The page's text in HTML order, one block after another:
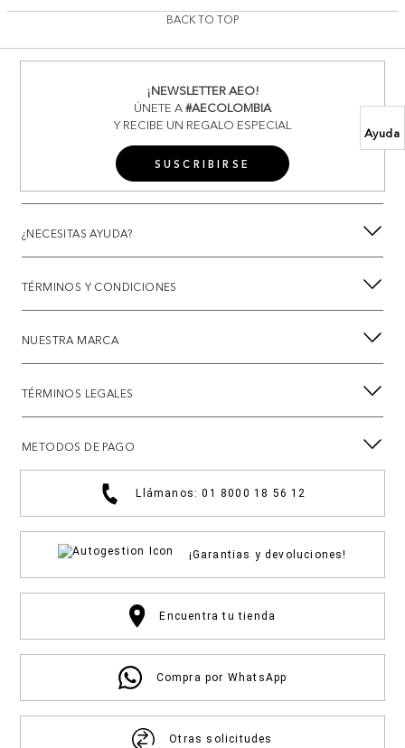
Ayuda
BACK TO TOP
¡NEWSLETTER AEO!
ÚNETE A#AECOLOMBIA
Y RECIBE UN REGALO ESPECIAL
SUSCRIBIRSE
¿NECESITAS AYUDA?
TÉRMINOS Y CONDICIONES
NUESTRA MARCA
TÉRMINOS LEGALES
METODOS DE PAGO
Llámanos: 01 8000 18 56 12
¡Garantias y devoluciones!
Encuentra tu tienda
Compra por WhatsApp
Otras solicitudes